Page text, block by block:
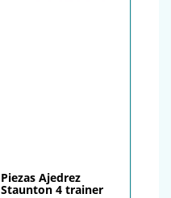
Piezas Ajedrez
Staunton 4 trainer